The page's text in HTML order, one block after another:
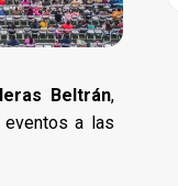
Beltrán,
a las